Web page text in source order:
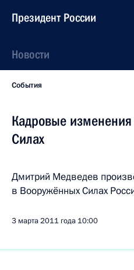
Президент России
Новости
События
Кадровые
Силах
Дмитрий Медведев
в Вооружённых Силах
3 марта 2011 года 10:00